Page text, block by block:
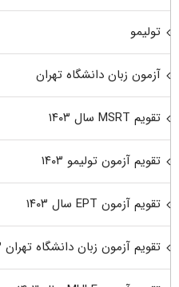
تولیمو
آزمون زبان دانشگاه تهران
تقویم MSRT سال ۱۴۰۳
تقویم آزمون تولیمو ۱۴۰۳
تقویم آزمون EPT سال ۱۴۰۳
تقویم آزمون زبان دانشگاه تهران ۱۴۰۳